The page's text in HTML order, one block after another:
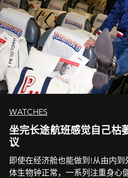
WATCHES
坐完长途航班感觉自己枯
议
即使在经济舱也能做到!从由内
体生物钟正常，一系列注重身心